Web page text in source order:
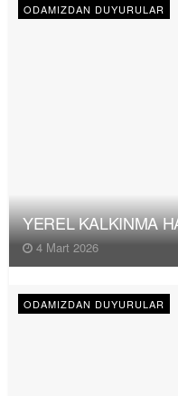
ODAMIZDAN DUYURULAR
YEREL KALKINMA
4 Mart 2026
ODAMIZDAN DUYURULAR